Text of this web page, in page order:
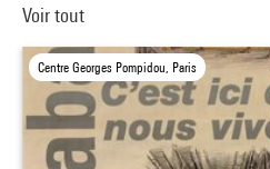
Voir tout
Centre Georges Pompidou, Paris